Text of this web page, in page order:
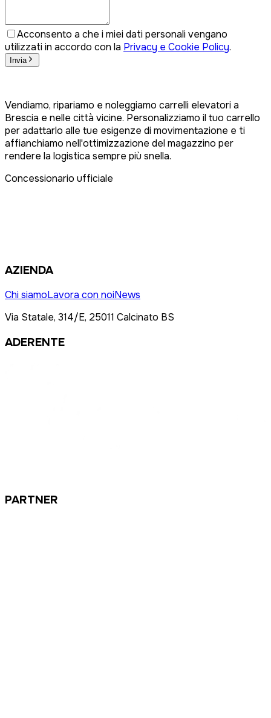
Acconsento a che i miei dati personali vengano
utilizzati in accordo con la Privacy e Cookie Policy.
Invia
Vendiamo, ripariamo e noleggiamo carrelli elevatori a
Brescia e nelle città vicine. Personalizziamo il tuo carrello
per adattarlo alle tue esigenze di movimentazione e ti
affianchiamo nell'ottimizzazione del magazzino per
rendere la logistica sempre più snella.
Concessionario ufficiale
AZIENDA
Chi siamoLavora con noiNews
Via Statale, 314/E, 25011 Calcinato BS
ADERENTE
PARTNER